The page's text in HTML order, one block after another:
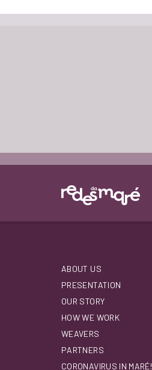
ABOUT US
PRESENTATION
OUR STORY
HOW WE WORK
WEAVERS
PARTNERS
CORONAVIRUS IN MARÉ!